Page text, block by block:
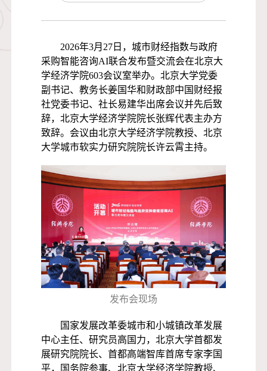
2026年3月27日，城市财经指数与政府
采购智能咨询AI联合发布暨交流会在北京大
学经济学院603会议室举办。北京大学党委
副书记、教务长姜国华和财政部中国财经报
社党委书记、社长易建华出席会议并先后致
辞，北京大学经济学院院长张辉代表主办方
致辞。会议由北京大学经济学院教授、北京
大学城市软实力研究院院长许云霄主持。
发布会现场
国家发展改革委城市和小城镇改革发展
中心主任、研究员高国力，北京大学首都发
展研究院院长、首都高端智库首席专家李国
平，国务院参事、北京大学经济学院教授、